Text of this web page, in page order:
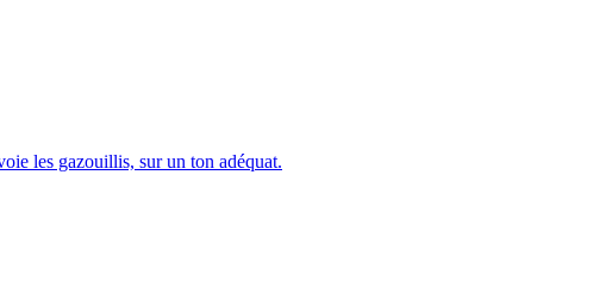
les gazouillis, sur un ton adéquat.